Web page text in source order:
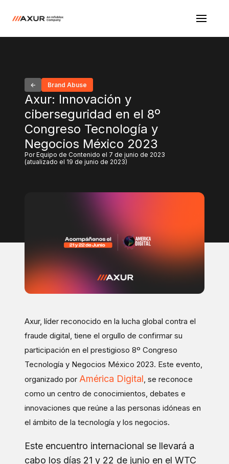
Brand Abuse
Axur: Innovación y
ciberseguridad en el 8º
Congreso Tecnología y
Negocios México 2023
Por Equipo de Contenido el 7 de junio de 2023
(atualizado el 19 de junio de 2023)
Axur, líder reconocido en la lucha global contra el
fraude digital, tiene el orgullo de confirmar su
participación en el prestigioso 8º Congreso
Tecnología y Negocios México 2023. Este evento,
organizado por América Digital , se reconoce
como un centro de conocimientos, debates e
innovaciones que reúne a las personas idóneas en
el ámbito de la tecnología y los negocios.
Este encuentro internacional se llevará a
cabo los días 21 y 22 de junio en el WTC